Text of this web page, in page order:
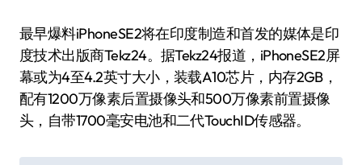
最早爆料iPhoneSE2将在印度制造和首发的媒体是印
度技术出版商Tekz24。据Tekz24报道，iPhoneSE2屏
幕或为4至4.2英寸大小，装载A10芯片，内存2GB，
配有1200万像素后置摄像头和500万像素前置摄像
头，自带1700毫安电池和二代TouchID传感器。